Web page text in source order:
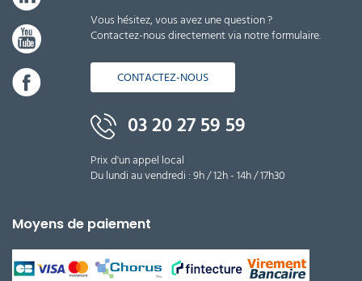
Vous hésitez, vous avez une question ?
Contactez-nous directement via notre formulaire.
CONTACTEZ-NOUS
03 20 27 59 59
Prix d'un appel local
Du lundi au vendredi : 9h / 12h - 14h / 17h30
Moyens de paiement